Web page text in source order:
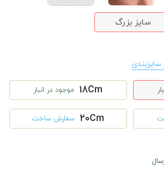
سایز بزرگ
سایزبندی
18Cm موجود در انبار
20Cm سفارش ساخت